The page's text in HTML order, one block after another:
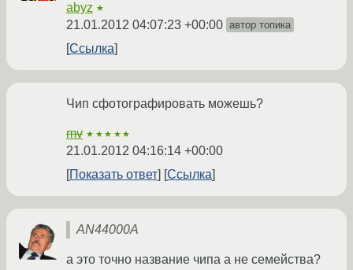
abyz ★
21.01.2012 04:07:23 +00:00 автор топика
Ссылка
Чип сфотографировать можешь?
mv ★★★★★
21.01.2012 04:16:14 +00:00
Показать ответ
Ссылка
AN44000A
а это точно название чипа а не семейства?